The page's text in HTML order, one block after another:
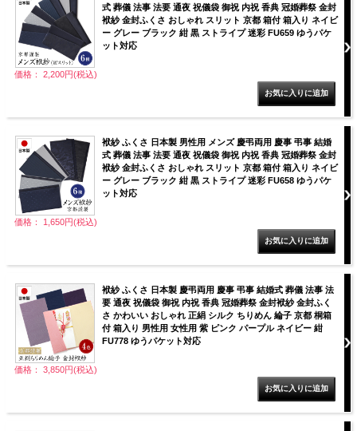
式 葬儀 法事 法要 通夜 祝儀袋 御祝 内祝 香典 冠婚葬祭 金封
袱紗 金封ふくさ おしゃれ スリット 京都 箱付 箱入り ネイビ
ー グレー ブラック 紺 黒 ストライプ 迷彩 FU659 ゆうパケ
ット対応
価格： 2,200円(税込)
袱紗 ふくさ 日本製 男性用 メンズ 慶弔両用 慶事 弔事 結婚
式 葬儀 法事 法要 通夜 祝儀袋 御祝 内祝 香典 冠婚葬祭 金封
袱紗 金封ふくさ おしゃれ スリット 京都 箱付 箱入り ネイビ
ー グレー ブラック 紺 黒 ストライプ 迷彩 FU658 ゆうパケ
ット対応
価格： 1,650円(税込)
袱紗 ふくさ 日本製 慶弔両用 慶事 弔事 結婚式 葬儀 法事 法
要 通夜 祝儀袋 御祝 内祝 香典 冠婚葬祭 金封袱紗 金封ふく
さ かわいい おしゃれ 正絹 シルク ちりめん 綸子 京都 桐箱
付 箱入り 男性用 女性用 紫 ピンク パープル ネイビー 紺
FU778 ゆうパケット対応
価格： 3,850円(税込)